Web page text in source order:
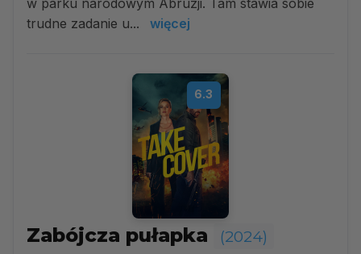
w parku narodowym Abruzji. Tam stawia sobie
trudne zadanie u...
więcej
6.3
Zabójcza pułapka (2024)